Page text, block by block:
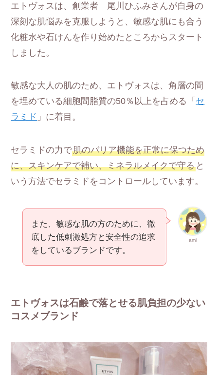
エトヴォスは、創業者 尾川ひふみさんが自身の
深刻な肌悩みを克服しようと、敏感な肌にも合う
化粧水や石けんを作り始めたところからスタート
しました。
敏感な大人の肌のため、エトヴォスは、角層の間
を埋めている細胞間脂質の50％以上を占める「 セ
ラミド 」に着目。
セラミドの力で肌のバリア機能を正常に保つため
に、スキンケアで補い、ミネラルメイクで守る と
いう方法でセラミドをコントロールしています。
ami
また、敏感な肌の方のために、徹
底した低刺激処方と安全性の追求
をしているブランドです。
エトヴォスは石鹸で落とせる肌負担の少ない
コスメブランド